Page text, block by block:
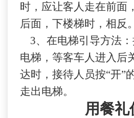
时，应让客人走在前面
后面，下楼梯时，相反。
3、 在电梯引导方法
电梯，等客车人进入后
达时，接待人员按“开”
走出电梯。
用餐礼